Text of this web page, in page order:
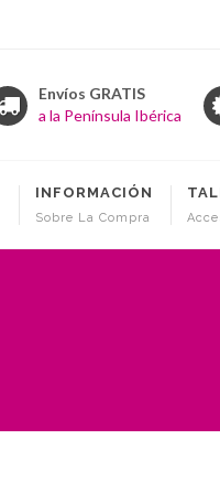
Envíos GRATIS
a la Península Ibérica
INFORMACIÓN
Sobre La Compra